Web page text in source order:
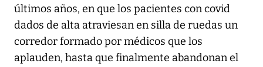
últimos años, en que los pacientes con covid
dados de alta atraviesan en silla de ruedas un
corredor formado por médicos que los
aplauden, hasta que finalmente abandonan el